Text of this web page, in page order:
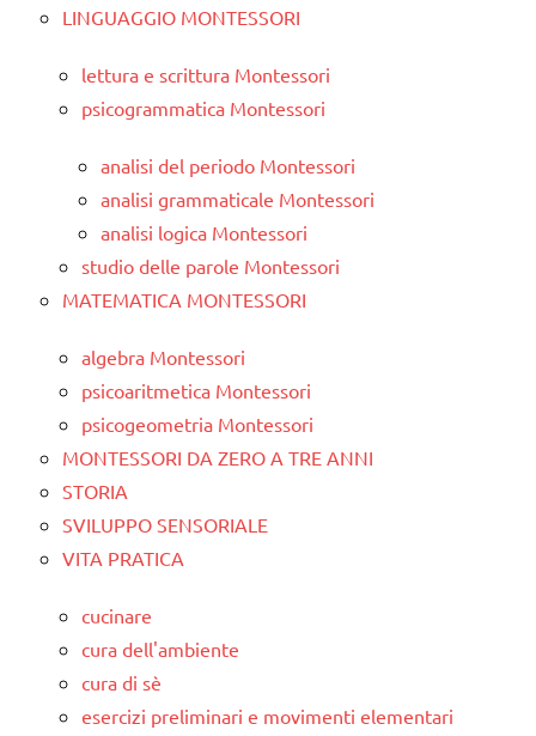
LINGUAGGIO MONTESSORI
lettura e scrittura Montessori
psicogrammatica Montessori
analisi del periodo Montessori
analisi grammaticale Montessori
analisi logica Montessori
studio delle parole Montessori
MATEMATICA MONTESSORI
algebra Montessori
psicoaritmetica Montessori
psicogeometria Montessori
MONTESSORI DA ZERO A TRE ANNI
STORIA
SVILUPPO SENSORIALE
VITA PRATICA
cucinare
cura dell'ambiente
cura di sè
esercizi preliminari e movimenti elementari